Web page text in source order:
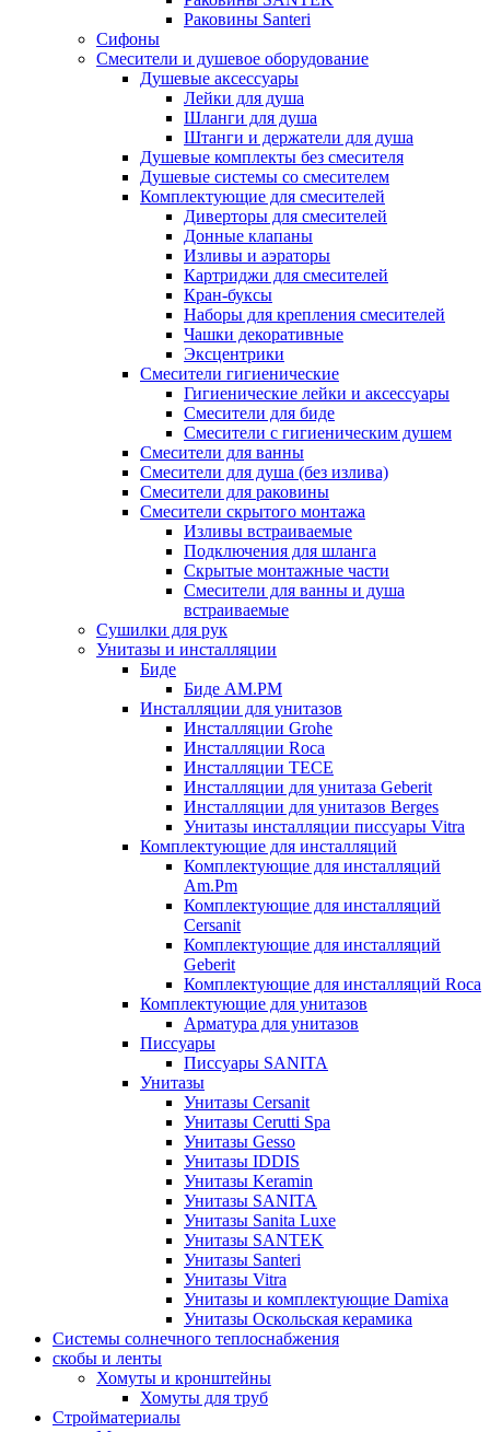
Раковины Santeri
Сифоны
Смесители и душевое оборудование
Душевые аксессуары
Лейки для душа
Шланги для душа
Штанги и держатели для душа
Душевые комплекты без смесителя
Душевые системы со смесителем
Комплектующие для смесителей
Диверторы для смесителей
Донные клапаны
Изливы и аэраторы
Картриджи для смесителей
Кран-буксы
Наборы для крепления смесителей
Чашки декоративные
Эксцентрики
Смесители гигиенические
Гигиенические лейки и аксессуары
Смесители для биде
Смесители с гигиеническим душем
Смесители для ванны
Смесители для душа (без излива)
Смесители для раковины
Смесители скрытого монтажа
Изливы встраиваемые
Подключения для шланга
Скрытые монтажные части
Смесители для ванны и душа
встраиваемые
Сушилки для рук
Унитазы и инсталляции
Биде
Биде AM.PM
Инсталляции для унитазов
Инсталляции Grohe
Инсталляции Roca
Инсталляции TECE
Инсталляции для унитаза Geberit
Инсталляции для унитазов Berges
Унитазы инсталляции писсуары Vitra
Комплектующие для инсталляций
Комплектующие для инсталляций
Am.Pm
Комплектующие для инсталляций
Cersanit
Комплектующие для инсталляций
Geberit
Комплектующие для инсталляций Roca
Комплектующие для унитазов
Арматура для унитазов
Писсуары
Писсуары SANITA
Унитазы
Унитазы Cersanit
Унитазы Cerutti Spa
Унитазы Gesso
Унитазы IDDIS
Унитазы Keramin
Унитазы SANITA
Унитазы Sanita Luxe
Унитазы SANTEK
Унитазы Santeri
Унитазы Vitra
Унитазы и комплектующие Damixa
Унитазы Оскольская керамика
Системы солнечного теплоснабжения
скобы и ленты
Хомуты и кронштейны
Хомуты для труб
Стройматериалы